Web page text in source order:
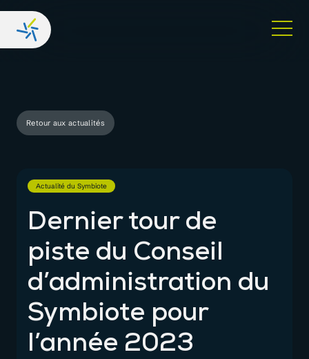
Retour aux actualités
Actualité du Symbiote
Dernier tour de
piste du Conseil
d’administration du
Symbiote pour
l’année 2023